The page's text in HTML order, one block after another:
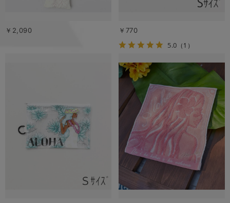
￥2,090 ￥770
5.0 （1）